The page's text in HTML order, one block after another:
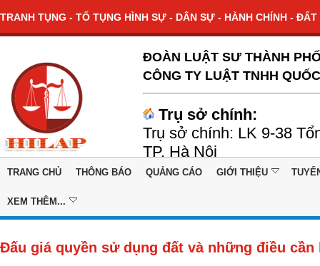
TRANH TỤNG - TỐ TỤNG HÌNH SỰ - DÂN SỰ - HÀNH CHÍNH -
ĐOÀN LUẬT SƯ THÀNH
CÔNG TY LUẬT TNHH
Trụ sở chính:
Trụ sở chính: LK 9-38
TP. Hà Nội
TRANG CHỦ THÔNG BÁO QUẢNG CÁO GIỚI THIỆU
XEM THÊM...
Đấu giá quyền sử dụng đất và những điều cần